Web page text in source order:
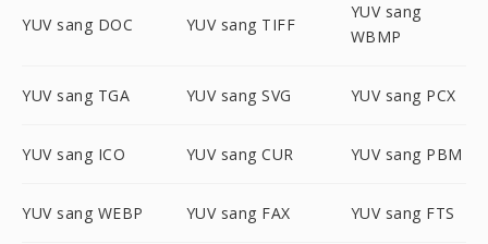
YUV sang DOC YUV sang TIFF
YUV sang
WBMP
YUV sang TGA YUV sang SVG YUV sang PCX
YUV sang ICO YUV sang CUR YUV sang PBM
YUV sang WEBP YUV sang FAX YUV sang FTS